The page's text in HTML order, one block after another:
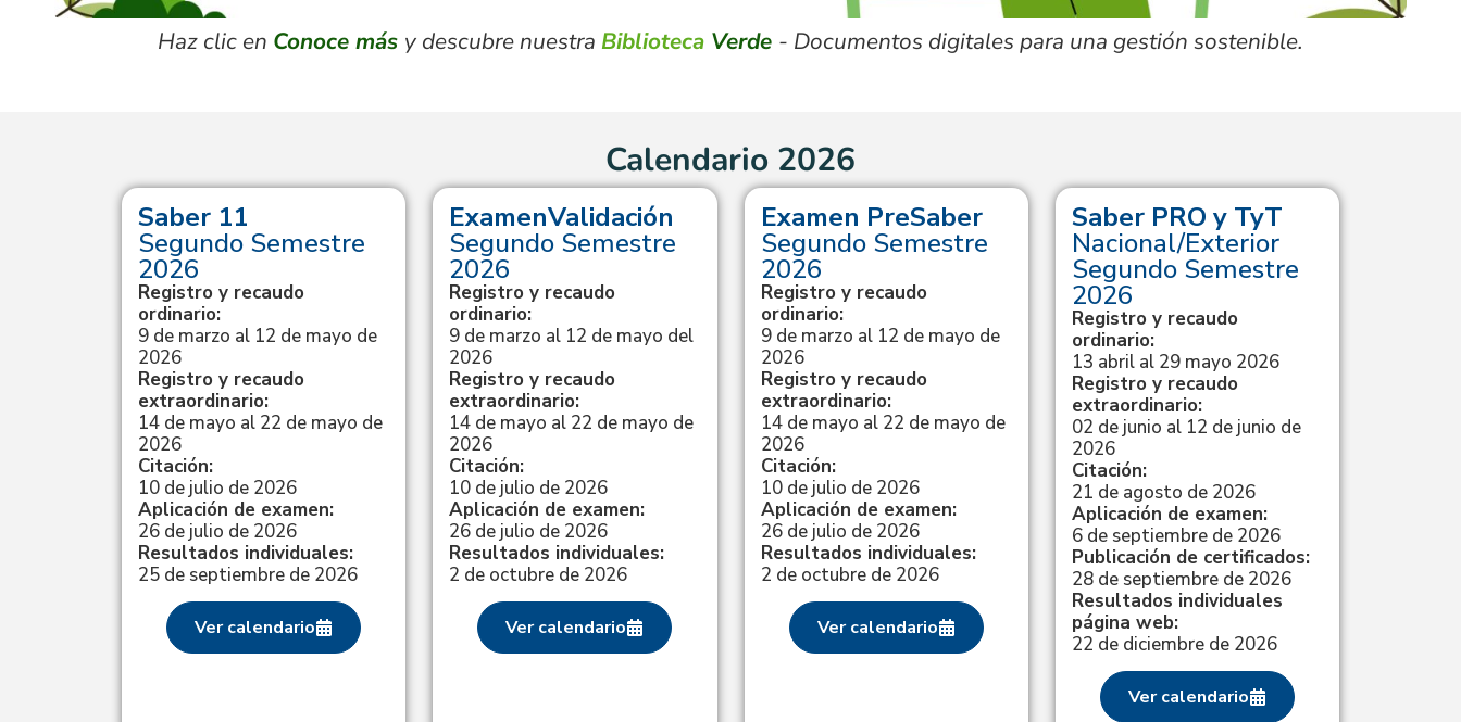
Haz clic en Conoce más y descubre nuestra Biblioteca Verde - Documentos digitales para una gestión sostenible.
Calendario 2026
Saber 11
Segundo Semestre
2026
Registro y recaudo
ordinario:
9 de marzo al 12 de mayo de
2026
Registro y recaudo
extraordinario:
14 de mayo al 22 de mayo de
2026
Citación:
10 de julio de 2026
Aplicación de examen:
26 de julio de 2026
Resultados individuales:
25 de septiembre de 2026
Ver calendario
ExamenValidación
Segundo Semestre
2026
Registro y recaudo
ordinario:
9 de marzo al 12 de mayo del
2026
Registro y recaudo
extraordinario:
14 de mayo al 22 de mayo de
2026
Citación:
10 de julio de 2026
Aplicación de examen:
26 de julio de 2026
Resultados individuales:
2 de octubre de 2026
Ver calendario
Examen PreSaber
Segundo Semestre
2026
Registro y recaudo
ordinario:
9 de marzo al 12 de mayo de
2026
Registro y recaudo
extraordinario:
14 de mayo al 22 de mayo de
2026
Citación:
10 de julio de 2026
Aplicación de examen:
26 de julio de 2026
Resultados individuales:
2 de octubre de 2026
Ver calendario
Saber PRO y TyT
Nacional/Exterior
Segundo Semestre
2026
Registro y recaudo
ordinario:
13 abril al 29 mayo 2026
Registro y recaudo
extraordinario:
02 de junio al 12 de junio de
2026
Citación:
21 de agosto de 2026
Aplicación de examen:
6 de septiembre de 2026
Publicación de certificados:
28 de septiembre de 2026
Resultados individuales
página web:
22 de diciembre de 2026
Ver calendario